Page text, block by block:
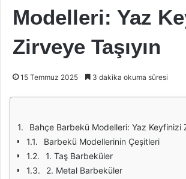
Modelleri: Yaz
Zirveye Taşıyın
15 Temmuz 2025 3 dakika okuma süresi
Bahçe Barbekü Modelleri: Yaz Keyfinizi
Barbekü Modellerinin Çeşitleri
1. Taş Barbeküler
2. Metal Barbeküler